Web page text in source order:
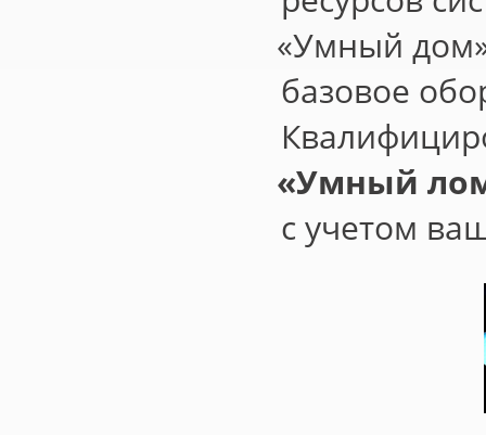
«Умный
базовое
«Умный
с учетом